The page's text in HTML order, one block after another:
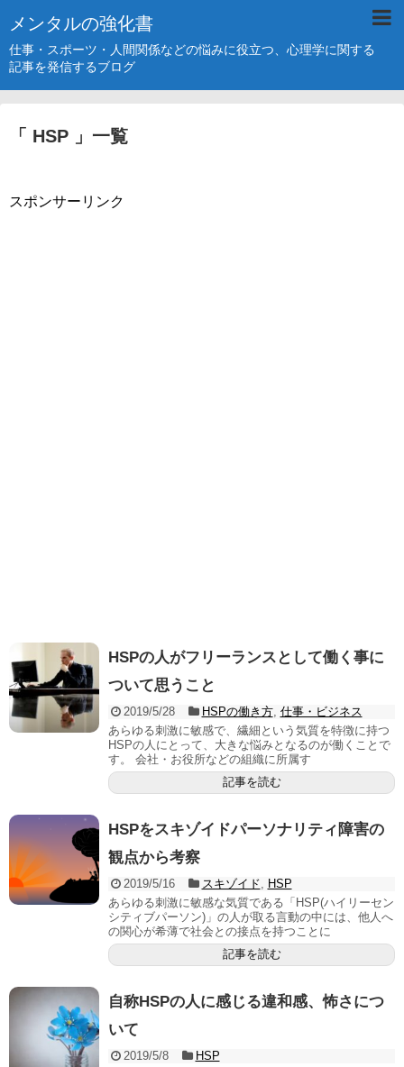
メンタルの強化書
仕事・スポーツ・人間関係などの悩みに役立つ、心理学に関する
記事を発信するブログ
「 HSP 」一覧
スポンサーリンク
HSPの人がフリーランスとして働く事に
ついて思うこと
2019/5/28 HSPの働き方, 仕事・ビジネス
あらゆる刺激に敏感で、繊細という気質を特徴に持つ
HSPの人にとって、大きな悩みとなるのが働くことで
す。 会社・お役所などの組織に所属す
記事を読む
HSPをスキゾイドパーソナリティ障害の
観点から考察
2019/5/16 スキゾイド, HSP
あらゆる刺激に敏感な気質である「HSP(ハイリーセン
シティブパーソン)」の人が取る言動の中には、他人へ
の関心が希薄で社会との接点を持つことに
記事を読む
自称HSPの人に感じる違和感、怖さにつ
いて
2019/5/8
HSP